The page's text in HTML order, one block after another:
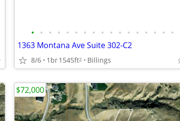
• • • • • • • • • • • • • • • • •
1363 Montana Ave Suite 302-C2
8/6 1br1545ft2 Billings
$72,000